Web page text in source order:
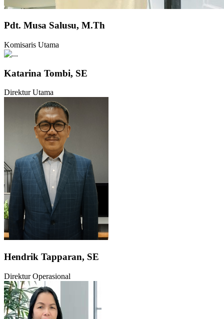
Pdt. Musa Salusu, M.Th
Komisaris Utama
Katarina Tombi, SE
Direktur Utama
Hendrik Tapparan, SE
Direktur Operasional